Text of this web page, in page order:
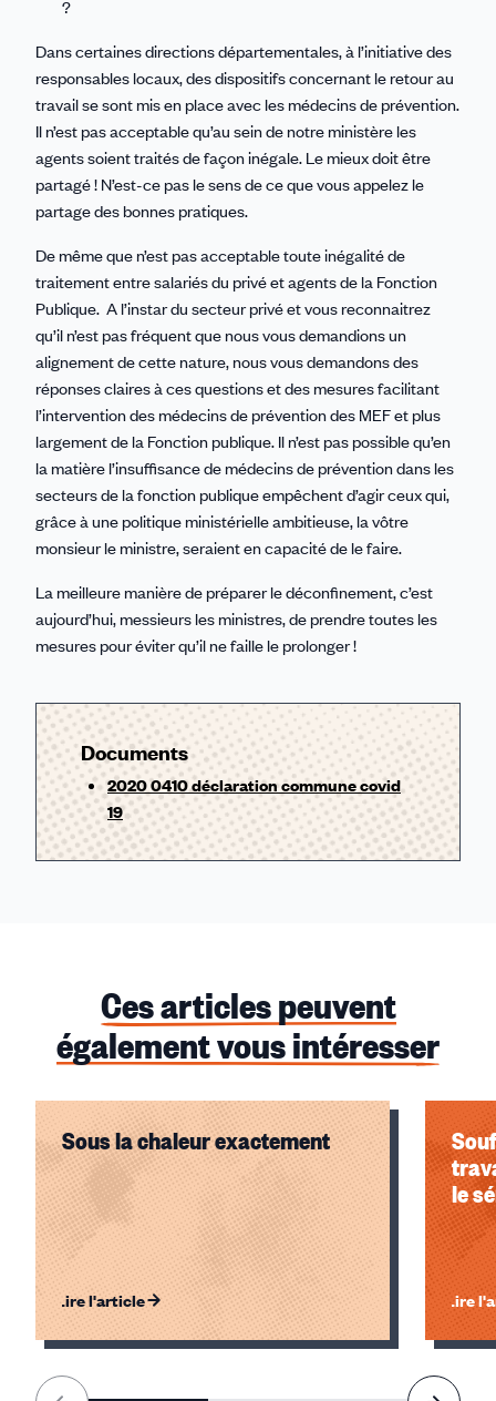
?
Dans certaines directions départementales, à l’initiative des
responsables locaux, des dispositifs concernant le retour au
travail se sont mis en place avec les médecins de prévention.
Il n’est pas acceptable qu’au sein de notre ministère les
agents soient traités de façon inégale. Le mieux doit être
partagé ! N’est-ce pas le sens de ce que vous appelez le
partage des bonnes pratiques.
De même que n’est pas acceptable toute inégalité de
traitement entre salariés du privé et agents de la Fonction
Publique. A l’instar du secteur privé et vous reconnaitrez
qu’il n’est pas fréquent que nous vous demandions un
alignement de cette nature, nous vous demandons des
réponses claires à ces questions et des mesures facilitant
l’intervention des médecins de prévention des MEF et plus
largement de la Fonction publique. Il n’est pas possible qu’en
la matière l’insuffisance de médecins de prévention dans les
secteurs de la fonction publique empêchent d’agir ceux qui,
grâce à une politique ministérielle ambitieuse, la vôtre
monsieur le ministre, seraient en capacité de le faire.
La meilleure manière de préparer le déconfinement, c’est
aujourd’hui, messieurs les ministres, de prendre toutes les
mesures pour éviter qu’il ne faille le prolonger !
Documents
2020 0410 déclaration commune covid
19
Ces articles peuvent
également vous intéresser
Sous la chaleur exactement
Lire l'article
le
Lire